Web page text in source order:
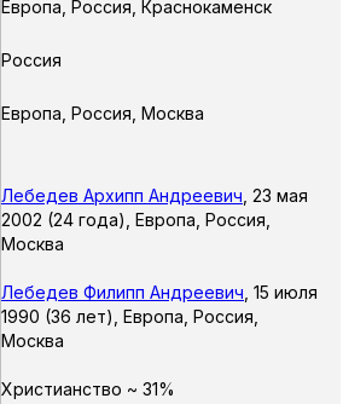
Европа, Россия, Краснокаменск
Россия
Европа, Россия, Москва
Лебедев Архипп Андреевич 23 мая
2002 (24 года), Европа, Россия,
Москва
Лебедев Филипп Андреевич 15 июля
1990 (36 лет), Европа, Россия,
Москва
Христианство ~ 31%